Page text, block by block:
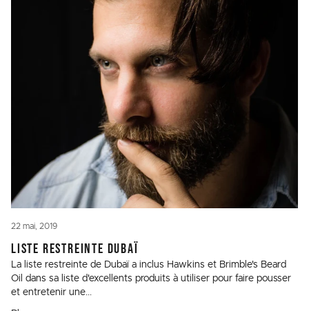
22 mai, 2019
LISTE RESTREINTE DUBAÏ
La liste restreinte de Dubaï a inclus Hawkins et Brimble's Beard
Oil dans sa liste d'excellents produits à utiliser pour faire pousser
et entretenir une...